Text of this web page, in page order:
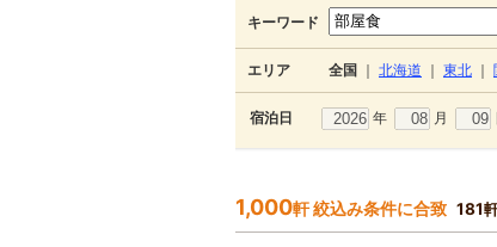
キーワード
エリア 全国 北海道 東北
宿泊日 年 月
1,000軒 絞込み条件に合致 181